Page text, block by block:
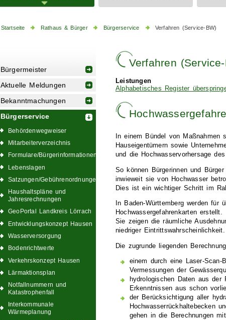
Startseite Rathaus & Bürger Bürgerservice Verfahren (Service-BW)
Bürgermeister
Aktuelle Meldungen
Bekanntmachungen
Bürgerservice
Behördenwegweiser
Mitarbeiterverzeichnis
Formulare/Bürgerinformationen
Lebenslagen
Satzungen/Gebührenordnungen
Haushaltspläne und
Jahresrechnungen
GeoPortal Landkreis Lörrach
Entwicklungskonzept Hausen
Wasserversorgung
Bodenrichtwerte
Verkehrskonzept Hausen
Lärmaktionsplan
Notfallnummern und
Katastrophenfall
Interkommunale
Wärmeplanung
Verfahren
Leistungen
Alphabetisches Register
In einem Bündel von Maßnahmen
Hauseigentümern sowie
und die Hochwasservorhersage
So können Bürgerinnen und
inwieweit sie von Hochwasser
Dies ist ein wichtiger Schritt im
In Baden-Württemberg werden für
Hochwassergefahrenkarten erstellt.
Sie zeigen die räumliche
niedriger Eintrittswahrscheinlichkeit.
Die zugrunde liegenden
einem durch eine Laser-Scan-
Vermessungen der
hydrologischen Daten aus der
Erkenntnissen aus schon
der Berücksichtigung aller
Hochwasserrückhaltebecken
gehen in die Berechnungen